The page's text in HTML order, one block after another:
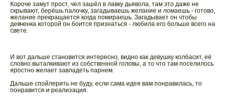
Короче замут прост, чел зашёл в лавку дьявола, там это даже не
скрывают, берёшь палочку, загадываешь желание и ломаешь - готово,
желание прекращается когда помираешь. Загадывает он чтобы
девченка которой он боится признаться - любила его больше всего на
свете.
И вот дальше становится интересно, видно как девушку колбасит, её
словно выталкивают из собственной головы, а то что там поселилось
яростно желает завладеть парнем.
Дальше спойлерить не буду, если сама идея вам понравилась, то
понравится и реализация.